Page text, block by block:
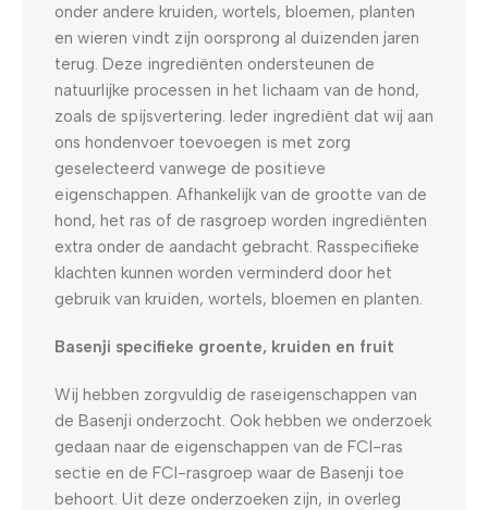
onder andere kruiden, wortels, bloemen, planten
en wieren vindt zijn oorsprong al duizenden jaren
terug. Deze ingrediënten ondersteunen de
natuurlijke processen in het lichaam van de hond,
zoals de spijsvertering. Ieder ingrediënt dat wij aan
ons hondenvoer toevoegen is met zorg
geselecteerd vanwege de positieve
eigenschappen. Afhankelijk van de grootte van de
hond, het ras of de rasgroep worden ingrediënten
extra onder de aandacht gebracht. Rasspecifieke
klachten kunnen worden verminderd door het
gebruik van kruiden, wortels, bloemen en planten.
Basenji specifieke groente, kruiden en fruit
Wij hebben zorgvuldig de raseigenschappen van
de Basenji onderzocht. Ook hebben we onderzoek
gedaan naar de eigenschappen van de FCI-ras
sectie en de FCI-rasgroep waar de Basenji toe
behoort. Uit deze onderzoeken zijn, in overleg